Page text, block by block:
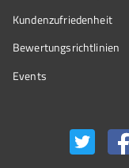
Kundenzufriedenheit
Bewertungs­richtlinien
Events